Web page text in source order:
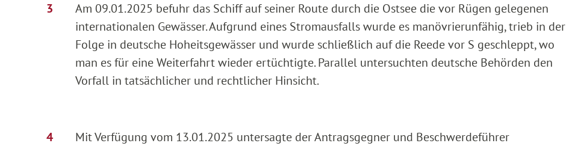
Am 09.01.2025 befuhr das Schiff auf seiner Route durch die Ostsee die vor Rügen gelegenen
internationalen Gewässer. Aufgrund eines Stromausfalls wurde es manövrierunfähig, trieb in der
Folge in deutsche Hoheitsgewässer und wurde schließlich auf die Reede vor S geschleppt, wo
man es für eine Weiterfahrt wieder ertüchtigte. Parallel untersuchten deutsche Behörden den
Vorfall in tatsächlicher und rechtlicher Hinsicht.
Mit Verfügung vom 13.01.2025 untersagte der Antragsgegner und Beschwerdeführer